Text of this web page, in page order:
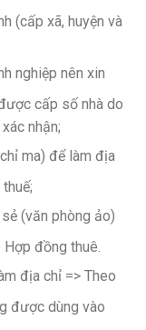
(cấp xã, huyện và
nghiệp nên xin
cấp số nhà do
nhận;
ma) để làm địa
(văn phòng ảo)
đồng thuê.
địa chỉ => Theo
được dùng vào